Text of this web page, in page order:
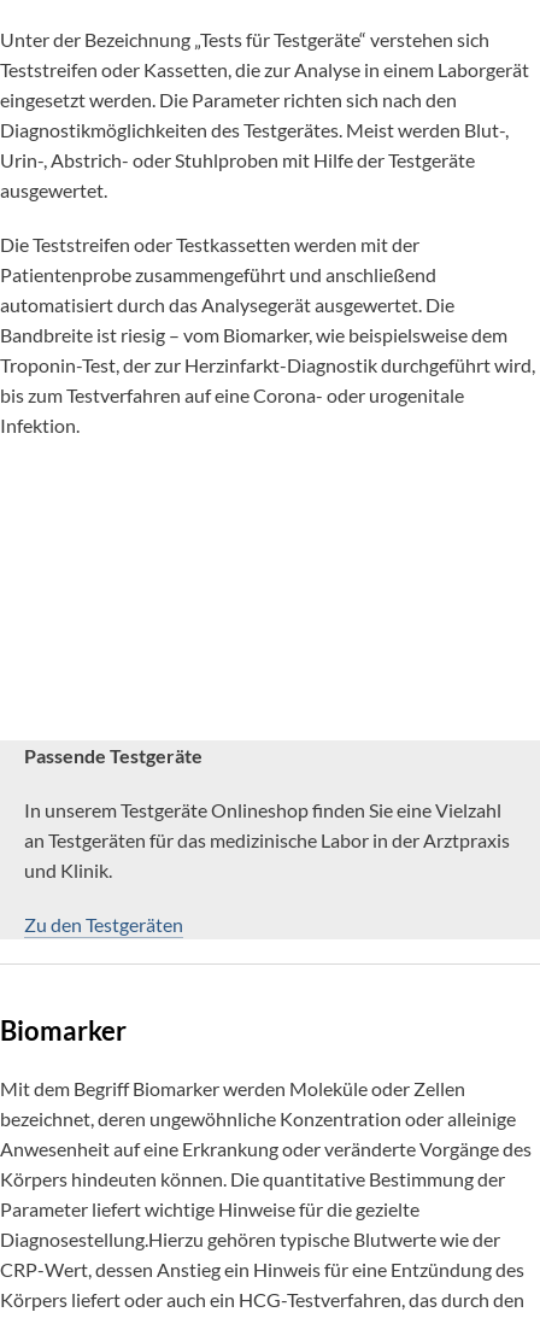
Unter der Bezeichnung „Tests für Testgeräte“ verstehen sich
Teststreifen oder Kassetten, die zur Analyse in einem Laborgerät
eingesetzt werden. Die Parameter richten sich nach den
Diagnostikmöglichkeiten des Testgerätes. Meist werden Blut-,
Urin-, Abstrich- oder Stuhlproben mit Hilfe der Testgeräte
ausgewertet.
Die Teststreifen oder Testkassetten werden mit der
Patientenprobe zusammengeführt und anschließend
automatisiert durch das Analysegerät ausgewertet. Die
Bandbreite ist riesig – vom Biomarker, wie beispielsweise dem
Troponin-Test, der zur Herzinfarkt-Diagnostik durchgeführt wird,
bis zum Testverfahren auf eine Corona- oder urogenitale
Infektion.
Passende Testgeräte
In unserem Testgeräte Onlineshop finden Sie eine Vielzahl
an Testgeräten für das medizinische Labor in der Arztpraxis
und Klinik.
Zu den Testgeräten
Biomarker
Mit dem Begriff Biomarker werden Moleküle oder Zellen
bezeichnet, deren ungewöhnliche Konzentration oder alleinige
Anwesenheit auf eine Erkrankung oder veränderte Vorgänge des
Körpers hindeuten können. Die quantitative Bestimmung der
Parameter liefert wichtige Hinweise für die gezielte
Diagnosestellung.Hierzu gehören typische Blutwerte wie der
CRP-Wert, dessen Anstieg ein Hinweis für eine Entzündung des
Körpers liefert oder auch ein HCG-Testverfahren, das durch den